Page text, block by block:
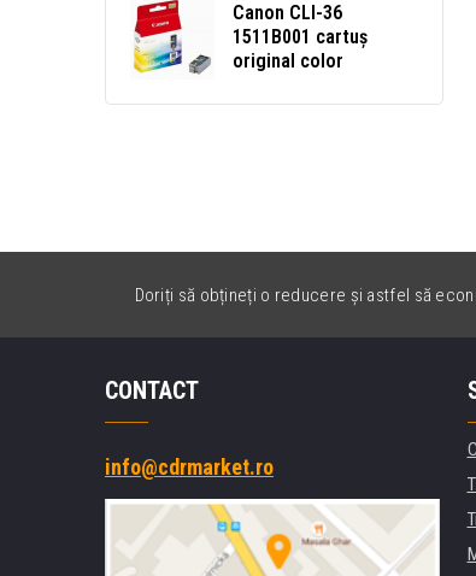
Canon CLI-36
1511B001 cartuș
original color
Doriți să obțineți o reducere și astfel să
CONTACT
info@cdrmarket.ro